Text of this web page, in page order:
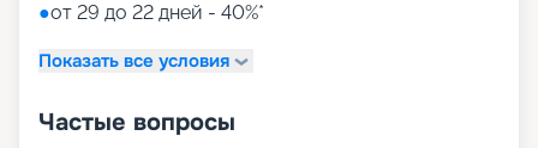
●от 29 до 22 дней - 40%*
Показать все условия
Частые вопросы